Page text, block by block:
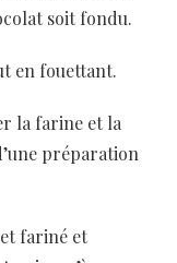
soit fondu.
en fouettant.
la farine et la
préparation
fariné et